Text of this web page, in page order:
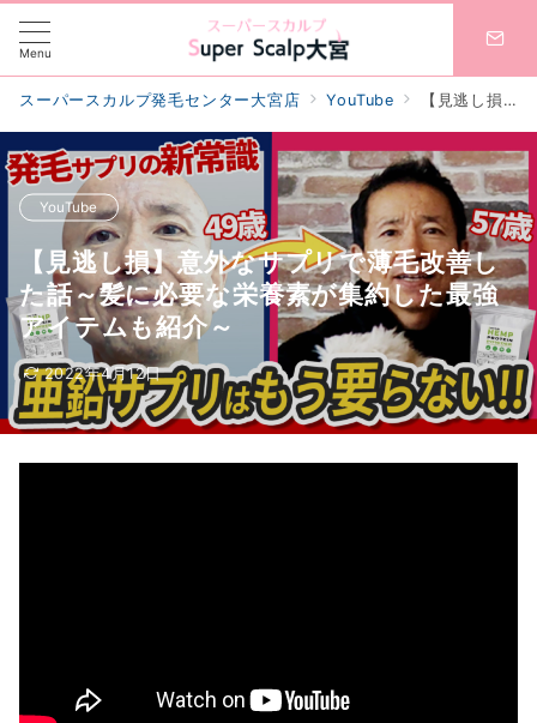
Menu
スーパースカルプ発毛センター大宮店 YouTube 【見逃し損】意外なサプリで薄毛改善した話～髪に必要な栄養素が集約した最強アイテムも紹介～
YouTube
【見逃し損】意外なサプリで薄毛改善し
た話～髪に必要な栄養素が集約した最強
アイテムも紹介～
2022年4月12日